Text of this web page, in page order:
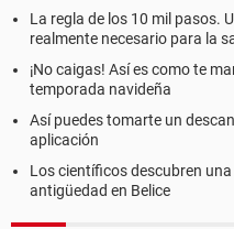
La regla de los 10 mil pasos.
realmente necesario para la
¡No caigas! Así es como te
temporada navideña
Así puedes tomarte un
aplicación
Los científicos descubren
antigüedad en Belice